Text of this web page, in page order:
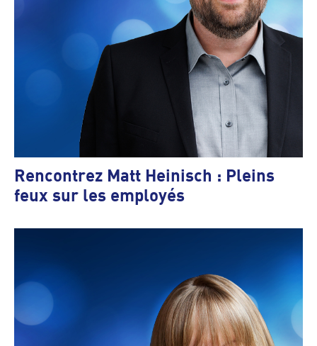
Rencontrez Matt Heinisch : Pleins
feux sur les employés